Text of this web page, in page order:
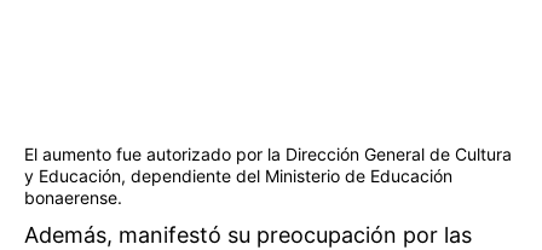
El aumento fue autorizado por la Dirección General de Cultura
y Educación, dependiente del Ministerio de Educación
bonaerense.
Además, manifestó su preocupación por las